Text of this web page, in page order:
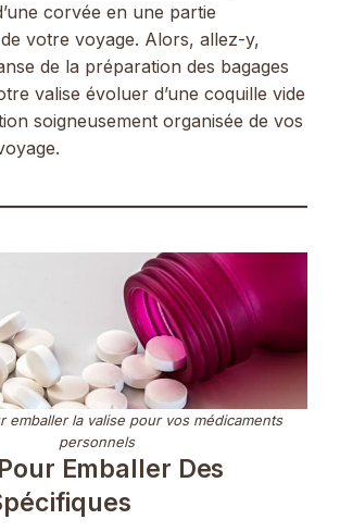
corvée en une partie
votre voyage. Alors, allez-y,
de la préparation des bagages
valise évoluer d’une coquille vide
soigneusement organisée de vos
emballer la valise pour vos médicaments
personnels
Emballer Des